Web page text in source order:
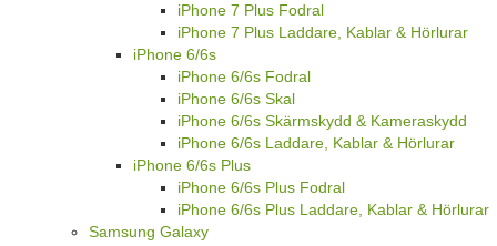
iPhone 7 Plus Fodral
iPhone 7 Plus Laddare, Kablar & Hörlurar
iPhone 6/6s
iPhone 6/6s Fodral
iPhone 6/6s Skal
iPhone 6/6s Skärmskydd & Kameraskydd
iPhone 6/6s Laddare, Kablar & Hörlurar
iPhone 6/6s Plus
iPhone 6/6s Plus Fodral
iPhone 6/6s Plus Laddare, Kablar & Hörlurar
Samsung Galaxy